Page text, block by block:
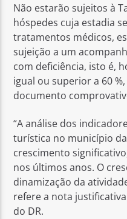
Não estarão sujeitos à
hóspedes cuja estadia
tratamentos médicos,
sujeição a um
com deficiência, isto é,
igual ou superior a 60
documento
“A análise dos
turística no município
crescimento
nos últimos anos. O
dinamização da
refere a nota
do DR.